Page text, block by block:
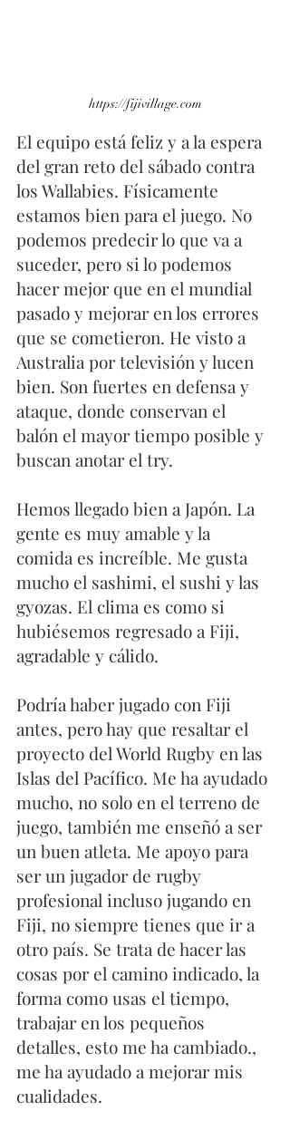
https://fijivillage.com
El equipo está feliz y a la espera
del gran reto del sábado contra
los Wallabies. Físicamente
estamos bien para el juego. No
podemos predecir lo que va a
suceder, pero si lo podemos
hacer mejor que en el mundial
pasado y mejorar en los errores
que se cometieron. He visto a
Australia por televisión y lucen
bien. Son fuertes en defensa y
ataque, donde conservan el
balón el mayor tiempo posible y
buscan anotar el try.
Hemos llegado bien a Japón. La
gente es muy amable y la
comida es increíble. Me gusta
mucho el sashimi, el sushi y las
gyozas. El clima es como si
hubiésemos regresado a Fiji,
agradable y cálido.
Podría haber jugado con Fiji
antes, pero hay que resaltar el
proyecto del World Rugby en las
Islas del Pacífico. Me ha ayudado
mucho, no solo en el terreno de
juego, también me enseñó a ser
un buen atleta. Me apoyo para
ser un jugador de rugby
profesional incluso jugando en
Fiji, no siempre tienes que ir a
otro país. Se trata de hacer las
cosas por el camino indicado, la
forma como usas el tiempo,
trabajar en los pequeños
detalles, esto me ha cambiado.,
me ha ayudado a mejorar mis
cualidades.